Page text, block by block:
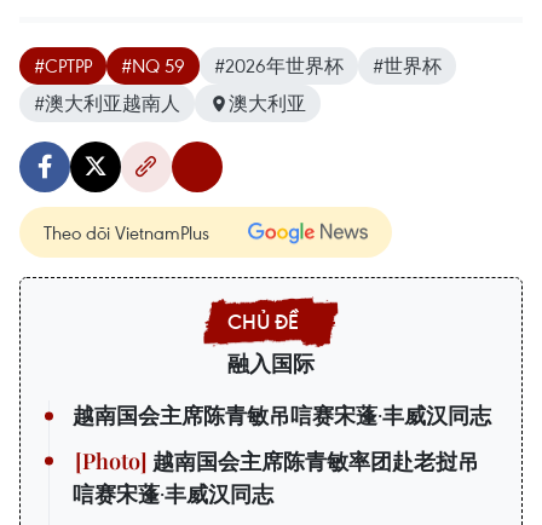
#CPTPP #NQ 59 #2026年世界杯
#世界杯
#澳大利亚越南人
澳大利亚
Theo dõi VietnamPlus
融入国际
越南国会主席陈青敏吊唁赛宋蓬·丰威汉同志
越南国会主席陈青敏率团赴老挝吊
唁赛宋蓬·丰威汉同志